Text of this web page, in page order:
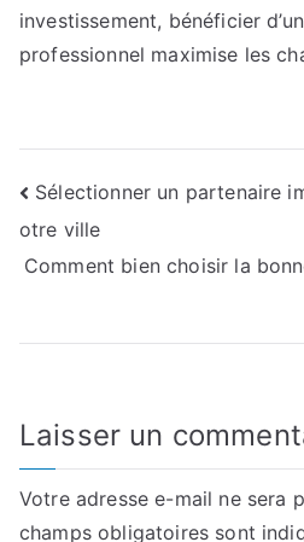
investissement, bénéficier
professionnel maximise les
Navigation
de
Sélectionner un partenaire
otre ville
Comment bien choisir la
Laisser un
Votre adresse e-mail ne sera
champs obligatoires sont